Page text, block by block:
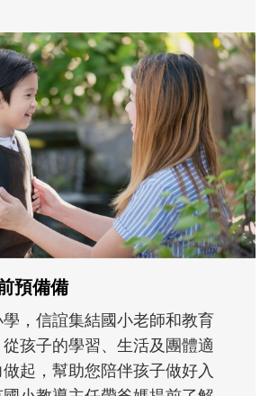
大的那個男人│讀懂父親的
長當爸爸！男人總是在一次
」的體驗中，跟著孩子一起長
全感的肢體遊戲，到獨立自
解決問題的能力養成。爸爸
模樣，參與孩子每個重要的